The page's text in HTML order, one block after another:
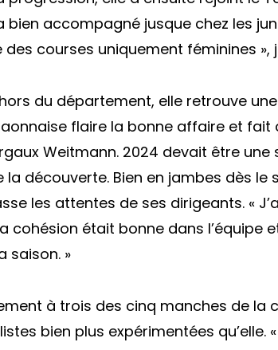
bien accompagné jusque chez les
des courses uniquement féminines
du département, elle retrouve
flaire la bonne affaire et
Weitmann. 2024 devait être une
la découverte. Bien en jambes dès le
les attentes de ses dirigeants. «
cohésion était bonne dans l’équipe
saison. »
à trois des cinq manches de la
bien plus expérimentées qu’elle.